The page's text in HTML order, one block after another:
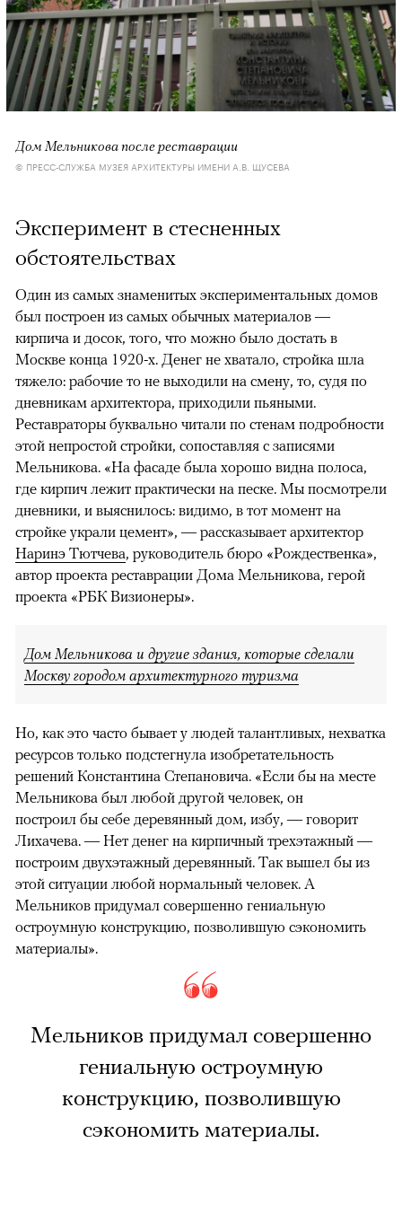
Дом Мельникова после реставрации
© ПРЕСС-СЛУЖБА МУЗЕЯ АРХИТЕКТУРЫ ИМЕНИ А.В. ЩУСЕВА
Эксперимент в стесненных
обстоятельствах
Один из самых знаменитых экспериментальных домов
был построен из самых обычных материалов —
кирпича и досок, того, что можно было достать в
Москве конца 1920-х. Денег не хватало, стройка шла
тяжело: рабочие то не выходили на смену, то, судя по
дневникам архитектора, приходили пьяными.
Реставраторы буквально читали по стенам подробности
этой непростой стройки, сопоставляя с записями
Мельникова. «На фасаде была хорошо видна полоса,
где кирпич лежит практически на песке. Мы посмотрели
дневники, и выяснилось: видимо, в тот момент на
стройке украли цемент», — рассказывает архитектор
Наринэ Тютчева, руководитель бюро «Рождественка»,
автор проекта реставрации Дома Мельникова, герой
проекта «РБК Визионеры».
Дом Мельникова и другие здания, которые сделали
Москву городом архитектурного туризма
Но, как это часто бывает у людей талантливых, нехватка
ресурсов только подстегнула изобретательность
решений Константина Степановича. «Если бы на месте
Мельникова был любой другой человек, он
построил бы себе деревянный дом, избу, — говорит
Лихачева. — Нет денег на кирпичный трехэтажный —
построим двухэтажный деревянный. Так вышел бы из
этой ситуации любой нормальный человек. А
Мельников придумал совершенно гениальную
остроумную конструкцию, позволившую сэкономить
материалы».
Мельников придумал совершенно
гениальную остроумную
конструкцию, позволившую
сэкономить материалы.